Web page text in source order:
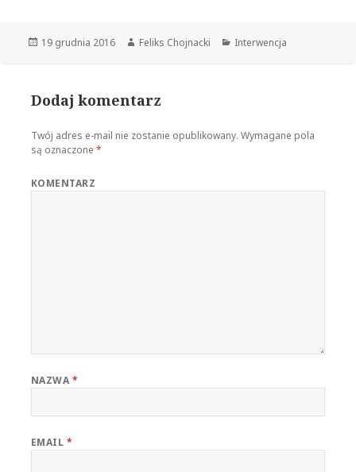
Opublikowano
19 grudnia 2016 Autor
Feliks Chojnacki Kategorie
Interwencja
Dodaj komentarz
Twój adres e-mail nie zostanie opublikowany. Wymagane pola
są oznaczone *
KOMENTARZ
NAZWA *
EMAIL *